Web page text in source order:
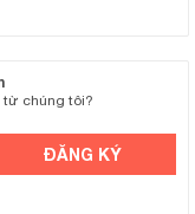
từ chúng tôi?